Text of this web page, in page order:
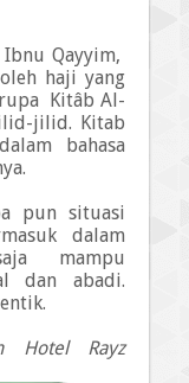
Qayyim,
haji yang
Kitâb Al-
jilid. Kitab
bahasa
pun situasi
dalam
mampu
dan abadi.
Hotel Rayz